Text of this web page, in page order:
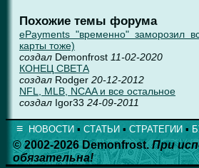
Похожие темы форума
ePayments "временно" заморозил
карты тоже)
создал Demonfrost 11-02-2020
КОНЕЦ СВЕТА
создал Rodger 20-12-2012
NFL, MLB, NCAA и все остальное
создал Igor33 24-09-2011
≡ НОВОСТИ ▪ СТАТЬИ ▪ СТРАТЕГИИ ▪
© 2002-2026 Demonfrost.При
обязательна!